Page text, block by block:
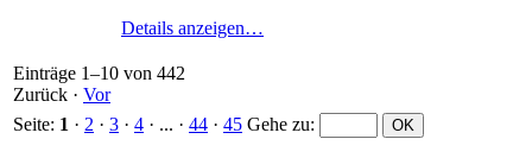
Details anzeigen…
Einträge 1–10 von 442
Zurück · Vor
Seite: 1 · 2 · 3 · 4 · ... · 44 · 45 Gehe zu: